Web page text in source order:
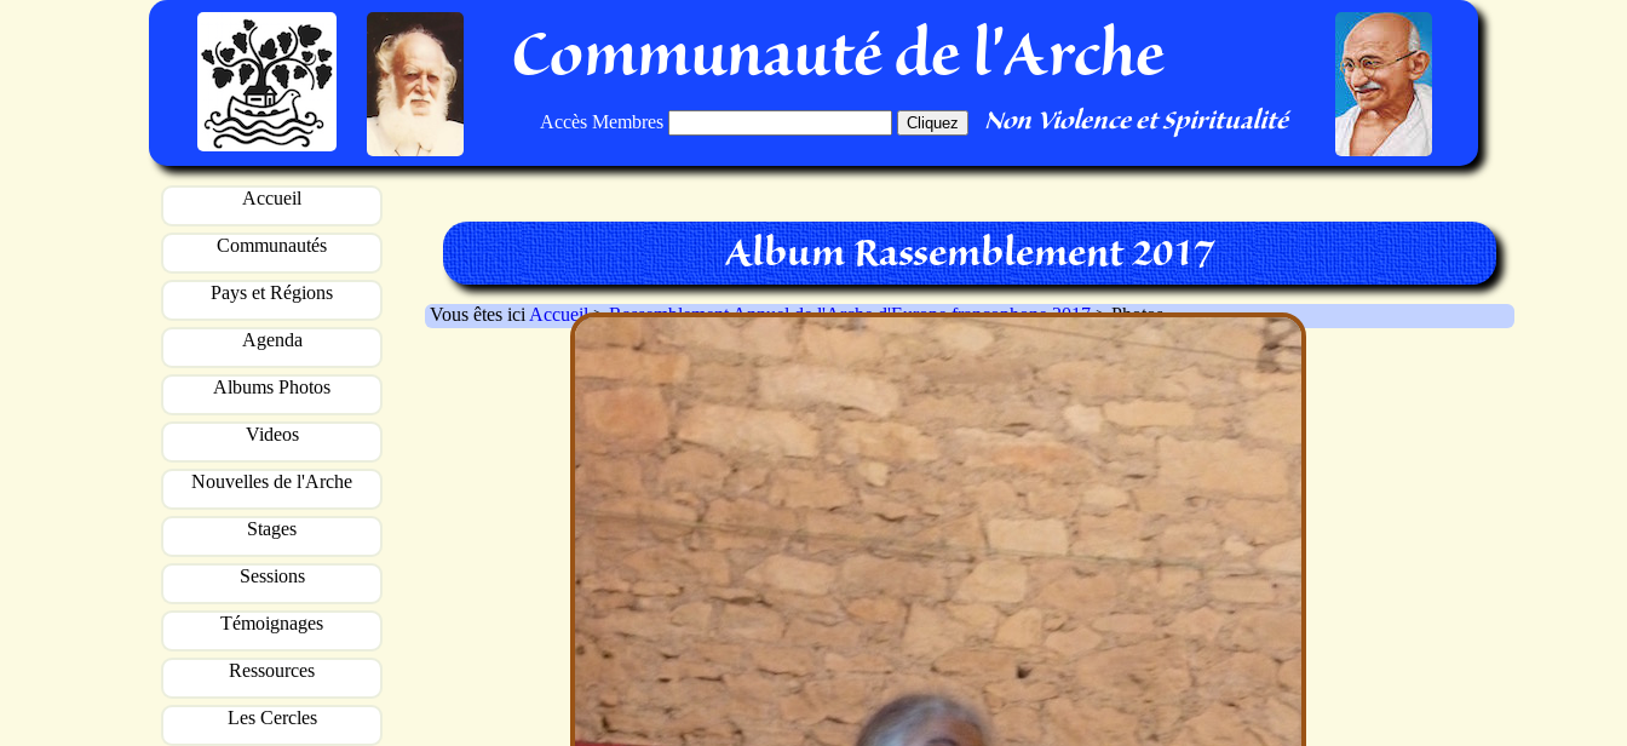
Communauté de l'Arche
Non Violence et Spiritualité
Accès Membres
Accueil
Communautés
Pays et Régions
Agenda
Albums Photos
Videos
Nouvelles de l'Arche
Stages
Sessions
Témoignages
Ressources
Les Cercles
Album Rassemblement 2017
Vous êtes ici Accueil>Rassemblement Annuel de l'Arche d'Europe francophone 2017> Photos